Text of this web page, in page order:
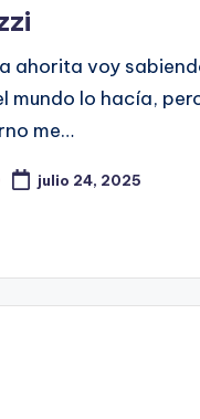
ahorita voy
mundo lo hacía,
me…
julio 24, 2025